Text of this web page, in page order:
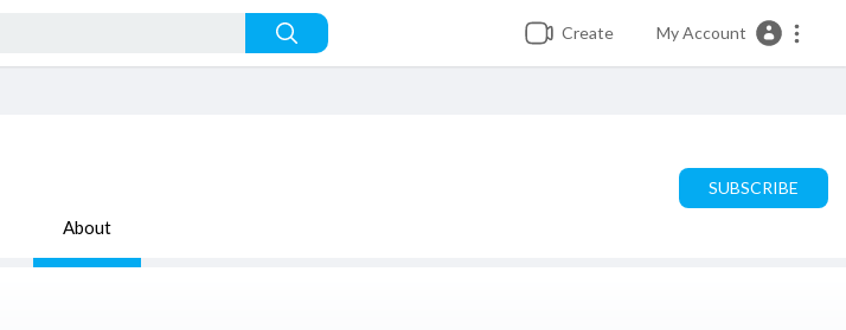
Create My Account
SUBSCRIBE
About